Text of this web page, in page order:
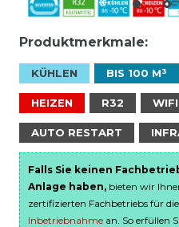
Produktmerkmale:
KÜHLEN BIS 100 M³
HEIZEN R32 WIFI
AUTO RESTART
Falls Sie keinen
Anlage haben, bieten wir
zertifizierten Fachbetriebs für
Inbetriebnahme an. So erfüllen